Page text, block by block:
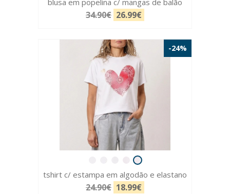
blusa em popelina c/ mangas de balão
34.90€ 26.99€
-24%
tshirt c/ estampa em algodão e elastano
24.90€ 18.99€